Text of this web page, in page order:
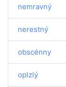
nemravný
nerestný
obscénny
oplzlý